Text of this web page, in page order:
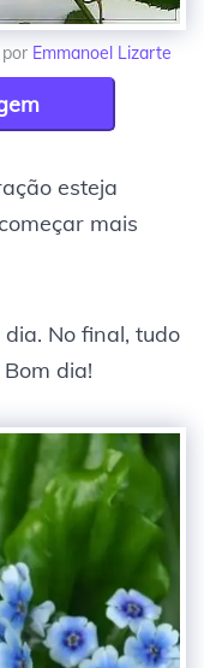
Emmanoel Lizarte
esteja
mais
No final, tudo
dia!